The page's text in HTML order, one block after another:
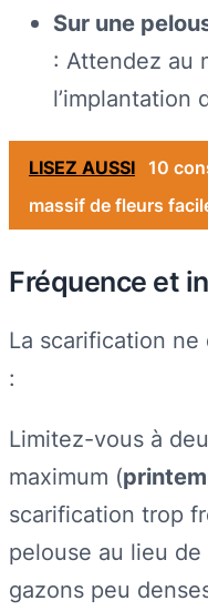
Sur une
: Attendez au
l’implantation
LISEZ AUSSI 10
massif de fleurs
Fréquence et
La scarification
:
Limitez-vous à
maximum (
scarification trop
pelouse au lieu
gazons peu